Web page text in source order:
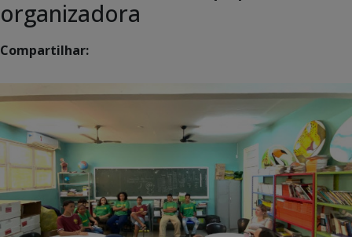
organizadora
Compartilhar: